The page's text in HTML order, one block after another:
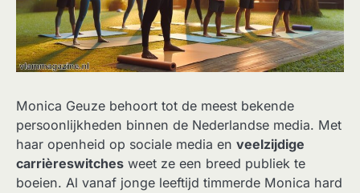
Monica Geuze behoort tot de meest bekende
persoonlijkheden binnen de Nederlandse media. Met
haar openheid op sociale media en veelzijdige
carrièreswitches weet ze een breed publiek te
boeien. Al vanaf jonge leeftijd timmerde Monica hard